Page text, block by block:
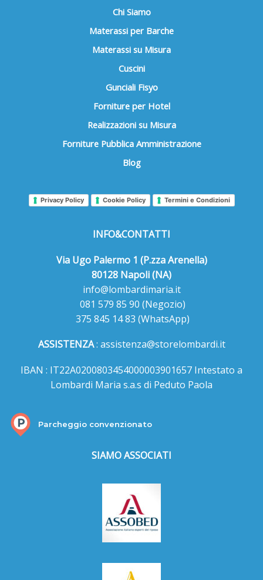
Chi Siamo
Materassi per Barche
Materassi su Misura
Cuscini
Gunciali Fisyo
Forniture per Hotel
Realizzazioni su Misura
Forniture Pubblica Amministrazione
Blog
Privacy Policy Cookie Policy Termini e Condizioni
INFO&CONTATTI
Via Ugo Palermo 1 (P.zza Arenella)
80128 Napoli (NA)
info@lombardimaria.it
081 579 85 90 (Negozio)
375 845 14 83 (WhatsApp)
ASSISTENZA: assistenza@storelombardi.it
IBAN : IT22A0200803454000003901657 Intestato a
Lombardi Maria s.a.s di Peduto Paola
Parcheggio convenzionato
SIAMO ASSOCIATI